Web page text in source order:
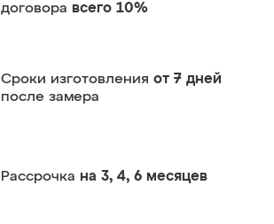
договора всего 10%
Сроки изготовления от 7 дней
после замера
Рассрочка на 3, 4, 6 месяцев